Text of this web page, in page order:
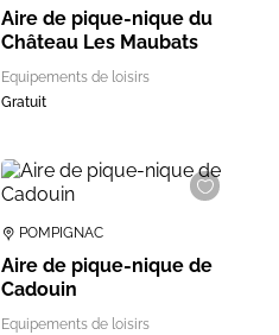
Aire de pique-nique du
Château Les Maubats
Equipements de loisirs
Gratuit
POMPIGNAC
Aire de pique-nique de
Cadouin
Equipements de loisirs